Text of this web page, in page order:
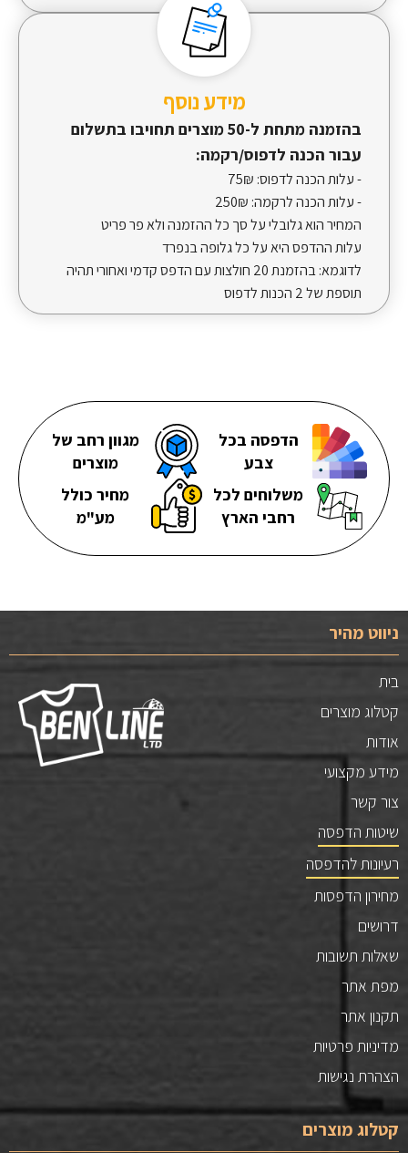
מידע נוסף
בהזמנה מתחת ל-50 מוצרים תחויבו בתשלום
עבור הכנה לדפוס/רקמה:
- עלות הכנה לדפוס:
- עלות הכנה לרקמה:
המחיר הוא גלובלי על סך כל ההזמנה ולא פר פריט
עלות ההדפס היא על כל גלופה בנפרד
לדוגמא: בהזמנת 20 חולצות עם הדפס קדמי ואחורי תהיה
תוספת של 2 הכנות לדפוס
הדפסה בכל
צבע
מגוון רחב של
מוצרים
משלוחים לכל
רחבי הארץ
מחיר כולל
מע"מ
ניווט מהיר
בית
קטלוג מוצרים
אודות
מידע מקצועי
צור קשר
שיטות הדפסה
רעיונות להדפסה
מחירון הדפסות
דרושים
שאלות תשובות
מפת אתר
תקנון אתר
מדיניות פרטיות
הצהרת נגישות
קטלוג מוצרים